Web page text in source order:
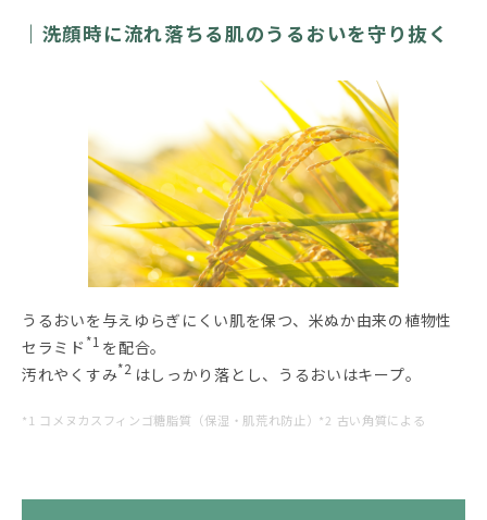
洗顔時に流れ落ちる肌のうるおいを守り抜く
うるおいを与えゆらぎにくい肌を保つ、米ぬか由来の植物性
セラミド *1 を配合。
汚れやくすみ*2 はしっかり落とし、うるおいはキープ。
*1 コメヌカスフィンゴ糖脂質（保湿・肌荒れ防止）*2 古い角質による